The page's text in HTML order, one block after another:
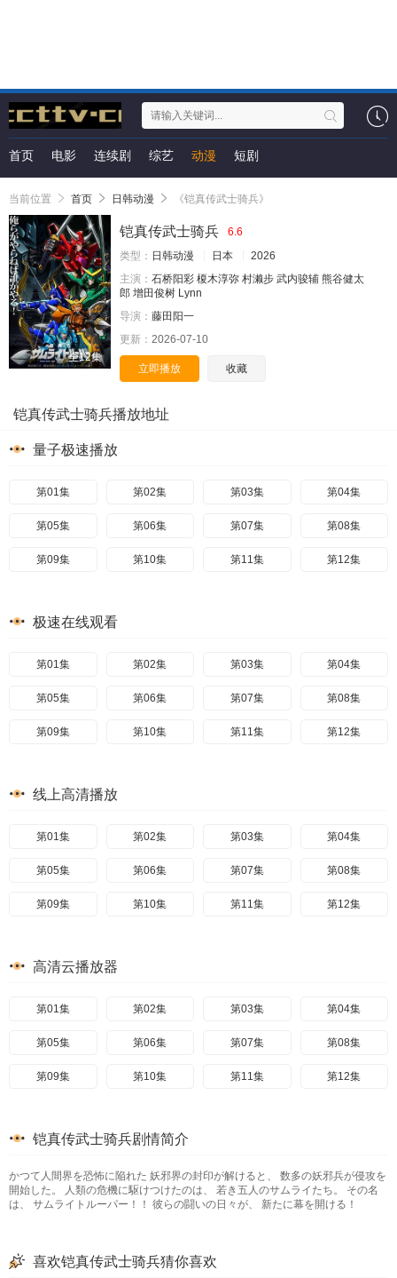
首页 电影 连续剧 综艺 动漫 短剧
当前位置 首页 日韩动漫 《铠真传武士骑兵》
全12集
铠真传武士骑兵
6.6
类型： 日韩动漫 日本
2026
主演： 石桥阳彩 榎木淳弥 村濑步 武内骏辅 熊谷健太
郎 增田俊树 Lynn
导演： 藤田阳一
更新： 2026-07-10
立即播放 收藏
铠真传武士骑兵播放地址
量子极速播放
第01集 第02集 第03集 第04集
第05集 第06集 第07集 第08集
第09集 第10集 第11集 第12集
极速在线观看
第01集 第02集 第03集 第04集
第05集 第06集 第07集 第08集
第09集 第10集 第11集 第12集
线上高清播放
第01集 第02集 第03集 第04集
第05集 第06集 第07集 第08集
第09集 第10集 第11集 第12集
高清云播放器
第01集 第02集 第03集 第04集
第05集 第06集 第07集 第08集
第09集 第10集 第11集 第12集
铠真传武士骑兵剧情简介
かつて人間界を恐怖に陥れた 妖邪界の封印が解けると、 数多の妖邪兵が侵攻を
開始した。 人類の危機に駆けつけたのは、 若き五人のサムライたち。 その名
は、 サムライトルーパー！！ 彼らの闘いの日々が、 新たに幕を開ける！
喜欢铠真传武士骑兵猜你喜欢